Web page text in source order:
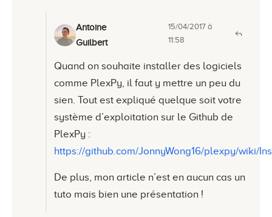
Antoine
Guilbert
15/04/2017 à
11:58
Quand on souhaite installer des logiciels
comme PlexPy, il faut y mettre un peu du
sien. Tout est expliqué quelque soit votre
système d’exploitation sur le Github de
PlexPy :
https://github.com/JonnyWong16/plexpy/wiki/
De plus, mon article n’est en aucun cas un
tuto mais bien une présentation !